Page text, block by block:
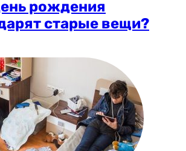
рождения
старые вещи?